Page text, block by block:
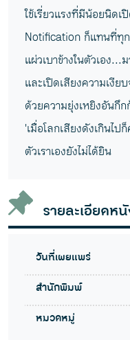
ใช้เรี่ยวแรงที่มีน้อยนิดเ
Notification ก็แทนที่ทุ
แผ่วเบาข้างในตัวเอง
และเปิดเสียงความเงี
ด้วยความยุ่งเหยิงอันกึ
'เมื่อโลกเสียงดังเกินไ
ตัวเราเองยังไม่ได้ยิน
รายละเอียดห
วันที่เผยแพร่
สำนักพิมพ์
หมวดหมู่